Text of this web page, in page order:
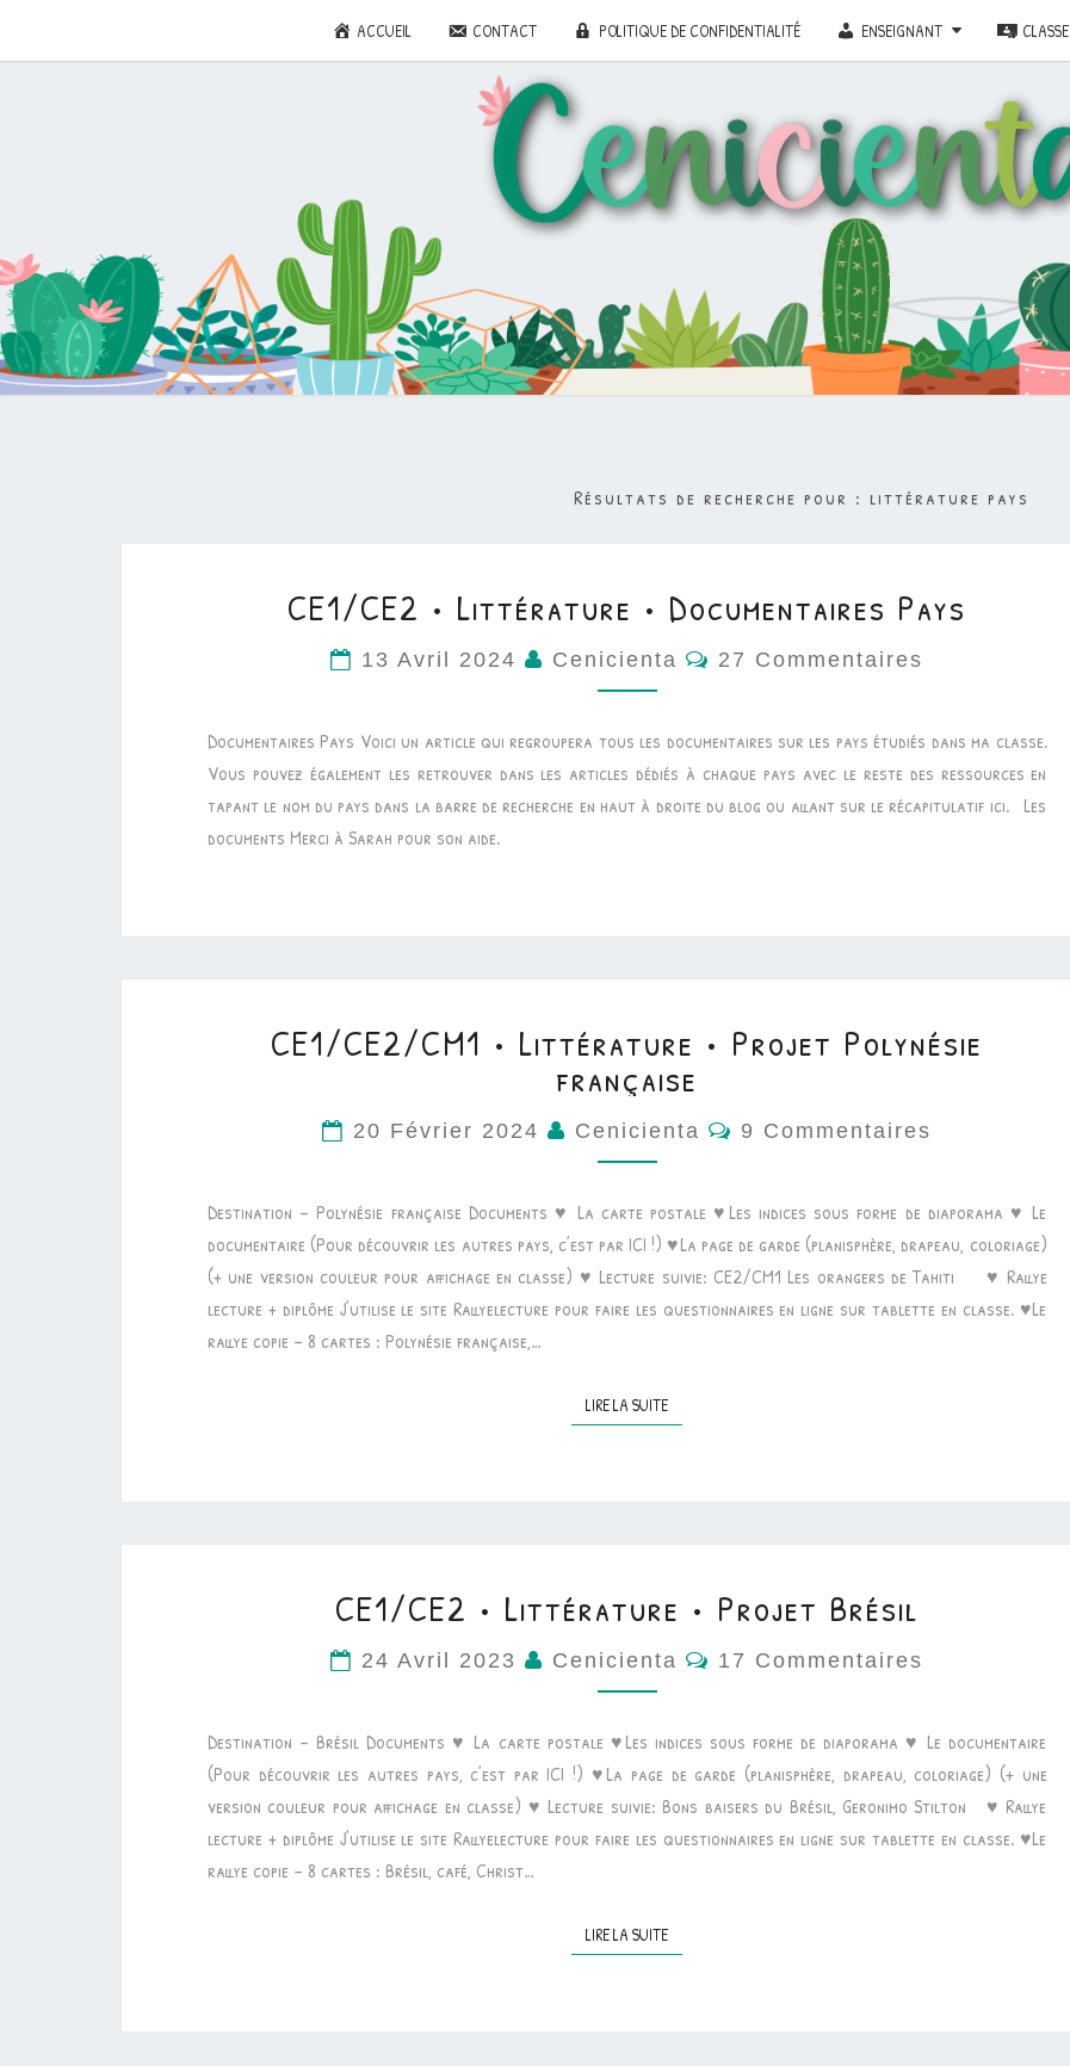
ACCUEIL CONTACT POLITIQUE DE CONFIDENTIALITÉ ENSEIGNANT CLASSE
Résultats de recherche pour : littérature pays
CE1/CE2 • Littérature • Documentaires Pays
13 Avril 2024 Cenicienta Commentaires
27 Commentaires
Documentaires Pays Voici un article qui regroupera tous les documentaires sur les pays étudiés dans ma classe.
Vous pouvez également les retrouver dans les articles dédiés à chaque pays avec le reste des ressources en
tapant le nom du pays dans la barre de recherche en haut à droite du blog ou allant sur le récapitulatif ici. Les
documents Merci à Sarah pour son aide.
CE1/CE2/CM1 • Littérature • Projet Polynésie
française
20 Février 2024 Cenicienta Commentaires
9 Commentaires
Destination – Polynésie française Documents ♥ La carte postale ♥Les indices sous forme de diaporama ♥ Le
documentaire (Pour découvrir les autres pays, c’est par ICI !) ♥La page de garde (planisphère, drapeau, coloriage)
(+ une version couleur pour affichage en classe) ♥ Lecture suivie: CE2/CM1 Les orangers de Tahiti ♥ Rallye
lecture + diplôme J’utilise le site Rallyelecture pour faire les questionnaires en ligne sur tablette en classe. ♥Le
rallye copie – 8 cartes : Polynésie française,…
LIRE LA SUITELIRE LA SUITE
CE1/CE2 • Littérature • Projet Brésil
24 Avril 2023 Cenicienta Commentaires
17 Commentaires
Destination – Brésil Documents ♥ La carte postale ♥Les indices sous forme de diaporama ♥ Le documentaire
(Pour découvrir les autres pays, c’est par ICI !) ♥La page de garde (planisphère, drapeau, coloriage) (+ une
version couleur pour affichage en classe) ♥ Lecture suivie: Bons baisers du Brésil, Geronimo Stilton ♥ Rallye
lecture + diplôme J’utilise le site Rallyelecture pour faire les questionnaires en ligne sur tablette en classe. ♥Le
rallye copie – 8 cartes : Brésil, café, Christ…
LIRE LA SUITELIRE LA SUITE